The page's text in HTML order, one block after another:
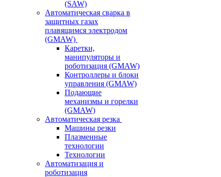
(SAW)
Автоматическая сварка в
защитных газах
плавящимся электродом
(GMAW)
Каретки,
манипуляторы и
роботизация (GMAW)
Контроллеры и блоки
управления (GMAW)
Подающие
механизмы и горелки
(GMAW)
Автоматическая резка
Машины резки
Плазменные
технологии
Технологии
Автоматизация и
роботизация